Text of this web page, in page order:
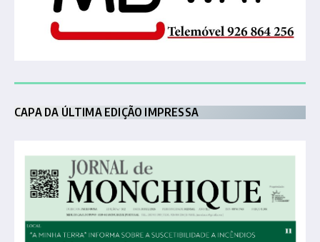
CAPA DA ÚLTIMA EDIÇÃO IMPRESSA